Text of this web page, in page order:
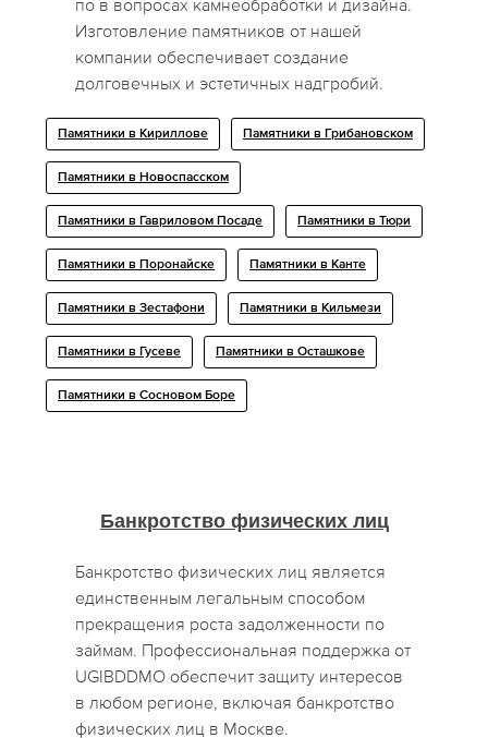
по в вопросах камнеобработки и дизайна.
Изготовление памятников от нашей
компании обеспечивает создание
долговечных и эстетичных надгробий.
Памятники в Кириллове Памятники в Грибановском
Памятники в Новоспасском
Памятники в Гавриловом Посаде Памятники в Тюри
Памятники в Поронайске Памятники в Канте
Памятники в Зестафони Памятники в Кильмези
Памятники в Гусеве Памятники в Осташкове
Памятники в Сосновом Боре
Банкротство физических лиц
Банкротство физических лиц является
единственным легальным способом
прекращения роста задолженности по
займам. Профессиональная поддержка от
UGIBDDMO обеспечит защиту интересов
в любом регионе, включая банкротство
физических лиц в Москве.